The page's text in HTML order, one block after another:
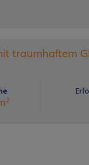
traumhaftem
2